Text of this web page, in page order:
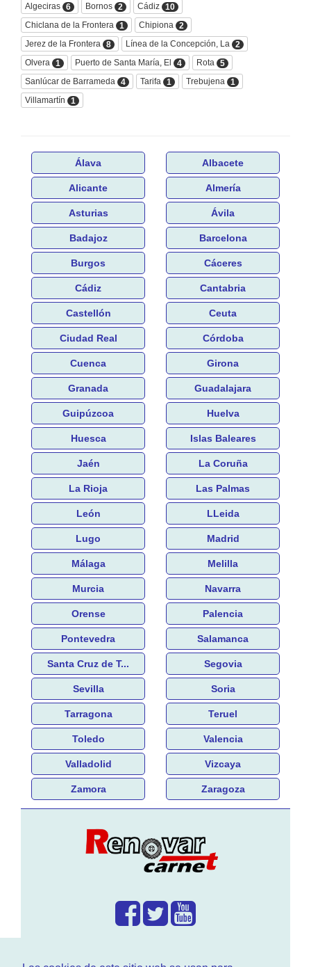
Algeciras 6 Bornos 2 Cádiz 10
Chiclana de la Frontera
1 Chipiona
2
Jerez de la Frontera
8 Línea de la Concepción, La
2
Olvera
1 Puerto de Santa María, El 4 Rota
5
Sanlúcar de Barrameda
4 Tarifa 1 Trebujena
1
Villamartín
1
Álava Albacete
Alicante Almería
Asturias Ávila
Badajoz Barcelona
Burgos Cáceres
Cádiz Cantabria
Castellón Ceuta
Ciudad Real Córdoba
Cuenca Girona
Granada Guadalajara
Guipúzcoa Huelva
Huesca Islas Baleares
Jaén La Coruña
La Rioja Las Palmas
León LLeida
Lugo Madrid
Málaga Melilla
Murcia Navarra
Orense Palencia
Pontevedra Salamanca
Santa Cruz de T... Segovia
Sevilla Soria
Tarragona Teruel
Toledo Valencia
Valladolid Vizcaya
Zamora Zaragoza